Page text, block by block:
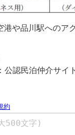
港や品川駅への
公認民泊仲介サ